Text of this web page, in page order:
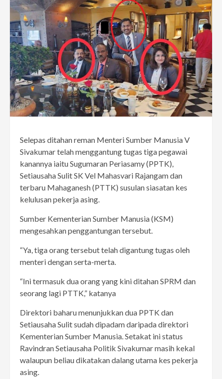
Selepas ditahan reman Menteri Sumber Manusia V
Sivakumar telah menggantung tugas tiga pegawai
kanannya iaitu Sugumaran Periasamy (PPTK),
Setiausaha Sulit SK Vel Mahasvari Rajangam dan
terbaru Mahaganesh (PTTK) susulan siasatan kes
kelulusan pekerja asing.
Sumber Kementerian Sumber Manusia (KSM)
mengesahkan penggantungan tersebut.
“Ya, tiga orang tersebut telah digantung tugas oleh
menteri dengan serta-merta.
“Ini termasuk dua orang yang kini ditahan SPRM dan
seorang lagi PTTK,” katanya
Direktori baharu menunjukkan dua PPTK dan
Setiausaha Sulit sudah dipadam daripada direktori
Kementerian Sumber Manusia. Setakat ini status
Ravindran Setiausaha Politik Sivakumar masih kekal
walaupun beliau dikatakan dalang utama kes pekerja
asing.